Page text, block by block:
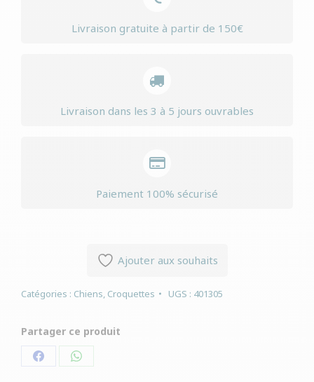
Livraison gratuite à partir de 150€
Livraison dans les 3 à 5 jours ouvrables
Paiement 100% sécurisé
Ajouter aux souhaits
Catégories : Chiens, Croquettes UGS : 401305
Partager ce produit
PartagerPartager